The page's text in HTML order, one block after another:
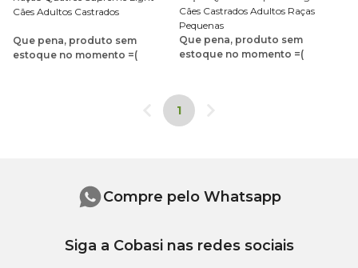
Cães Adultos Castrados
Que pena, produto sem
estoque no momento =(
Cães Castrados Adultos Raças
Pequenas
Que pena, produto sem
estoque no momento =(
1
Compre pelo Whatsapp
Siga a Cobasi nas redes sociais